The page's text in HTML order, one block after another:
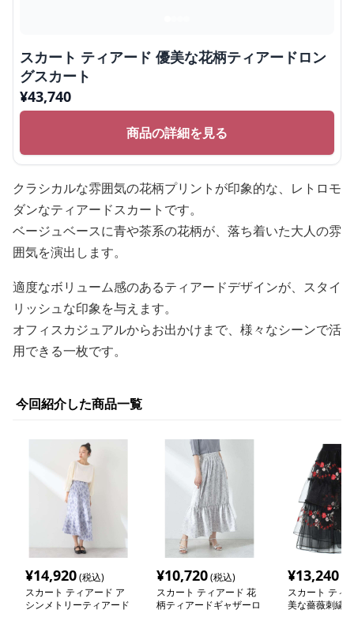
スカート ティアード 優美な花柄ティアードロン
グスカート
¥43,740
商品の詳細を見る
クラシカルな雰囲気の花柄プリントが印象的な、レトロモ
ダンなティアードスカートです。
ベージュベースに青や茶系の花柄が、落ち着いた大人の雰
囲気を演出します。
適度なボリューム感のあるティアードデザインが、スタイ
リッシュな印象を与えます。
オフィスカジュアルからお出かけまで、様々なシーンで活
用できる一枚です。
今回紹介した商品一覧
¥14,920(税込)
スカート ティアード ア
シンメトリーティアード
¥10,720(税込)
スカート ティアード 花
柄ティアードギャザーロ
¥13,240
スカート ティ
美な薔薇刺繍